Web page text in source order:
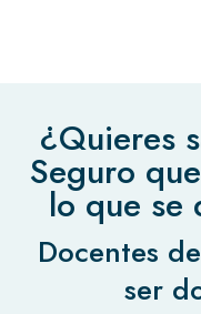
¿Quieres
Seguro
lo que se
Docentes
ser